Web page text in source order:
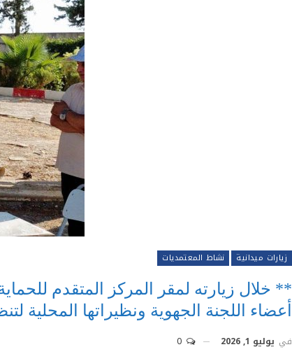
زيارات ميدانية نشاط المعتمديات
** خلال زيارته لمقر المركز المتقدم
أعضاء اللجنة الجهوية ونظيراتها المحلية
في يوليو 1, 2026